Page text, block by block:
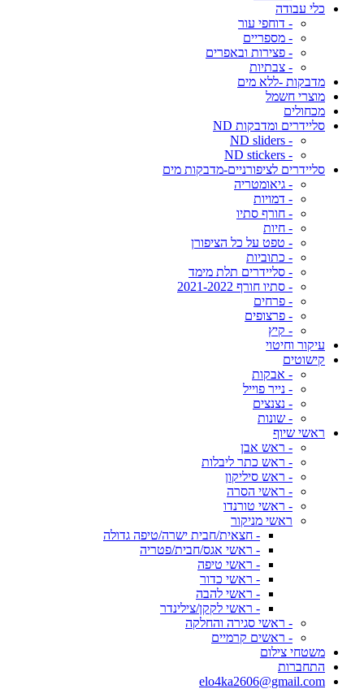
כלי עבודה
- דוחפי עור
- מספריים
- פצירות ובאפרים
- צבתיות
מדבקות -ללא מים
מוצרי חשמל
מכחולים
סליידרים ומדבקות ND
- ND sliders
- ND stickers
סליידרים לציפורניים-מדבקות מים
- גיאומטריה
- דמויות
- חורף סתיו
- חיות
- טפט על כל הציפורן
- כתוביות
- סליידרים תלת מימד
- סתיו חורף 2021-2022
- פרחים
- פרצופים
- קיץ
עיקור וחיטוי
קישוטים
- אבקות
- נייר פוייל
- נצנצים
- שונות
ראשי שיוף
- ראש אבן
- ראש כתר ליבלות
- ראש סיליקון
- ראשי הסרה
- ראשי טורנדו
ראשי מניקור
- חצאית/חבית ישרה/טיפה גדולה
- ראשי אגס/חבית/פטריה
- ראשי טיפה
- ראשי כדור
- ראשי להבה
- ראשי לקקן/צילינדר
- ראשי סגירה והחלקה
- ראשים קרמיים
משטחי צילום
התחברות
elo4ka2606@gmail.com